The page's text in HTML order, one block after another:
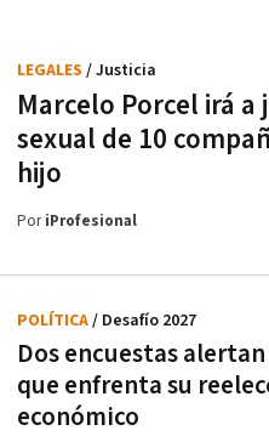
Marcelo Porcel irá
sexual de 10
hijo
LEGALES / Justicia
PoriProfesional
Dos encuestas
que enfrenta su
económico
POLÍTICA/ Desafío 2027